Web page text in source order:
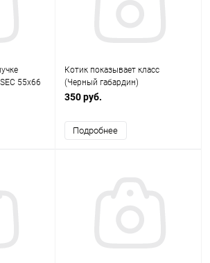
55x66
Котик показывает класс
(Черный габардин)
350 руб.
Подробнее